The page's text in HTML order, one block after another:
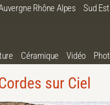
Rhône Alpes Sud Est
Céramique Vidéo
sur Ciel